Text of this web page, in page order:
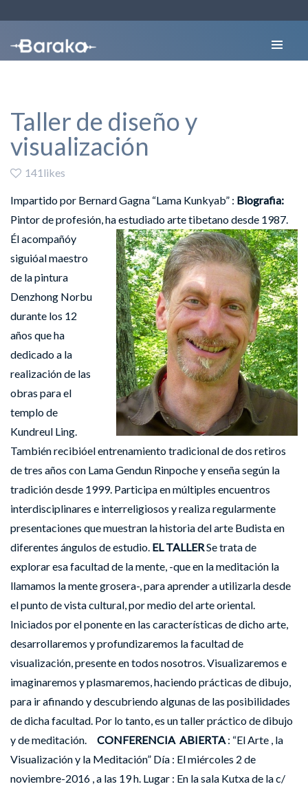
Taller de diseño y
visualización
141likes
Impartido por Bernard Gagna “Lama Kunkyab” : Biografia:
Pintor de profesión, ha estudiado arte tibetano desde 1987.
Él acompañóy
siguióal maestro
de la pintura
Denzhong Norbu
durante los 12
años que ha
dedicado a la
realización de las
obras para el
templo de
Kundreul Ling.
También recibióel entrenamiento tradicional de dos retiros
de tres años con Lama Gendun Rinpoche y enseña según la
tradición desde 1999. Participa en múltiples encuentros
interdisciplinares e interreligiosos y realiza regularmente
presentaciones que muestran la historia del arte Budista en
diferentes ángulos de estudio. EL TALLERSe trata de
explorar esa facultad de la mente, -que en la meditación la
llamamos la mente grosera-, para aprender a utilizarla desde
el punto de vista cultural, por medio del arte oriental.
Iniciados por el ponente en las características de dicho arte,
desarrollaremos y profundizaremos la facultad de
visualización, presente en todos nosotros. Visualizaremos e
imaginaremos y plasmaremos, haciendo prácticas de dibujo,
para ir afinando y descubriendo algunas de las posibilidades
de dicha facultad. Por lo tanto, es un taller práctico de dibujo
y de meditación.
CONFERENCIA ABIERTA : “El Arte , la
Visualización y la Meditación” Día : El miércoles 2 de
noviembre-2016 , a las 19 h. Lugar : En la sala Kutxa de la c/